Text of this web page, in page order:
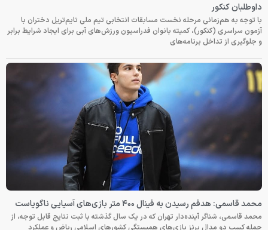
داوطلبان کنکور
با توجه به هم‌زمانی مرحله نخست مسابقات انتخابی تیم ملی تایم‌تریل دختران با
آزمون سراسری (کنکور)، کمیته بانوان فدراسیون ورزش‌های آبی برای ایجاد شرایط برابر
و جلوگیری از تداخل برنامه‌های
محمد قاسمی: هدفم رسیدن به فینال ۴۰۰ متر بازی‌های آسیایی ناگویاست
محمد قاسمی، شناگر آینده‌دار تهران که در یک سال گذشته با ثبت نتایج قابل توجه، از
جمله کسب دو مدال برنز بازی‌های همبستگی کشورهای اسلامی ریاض و عملکرد